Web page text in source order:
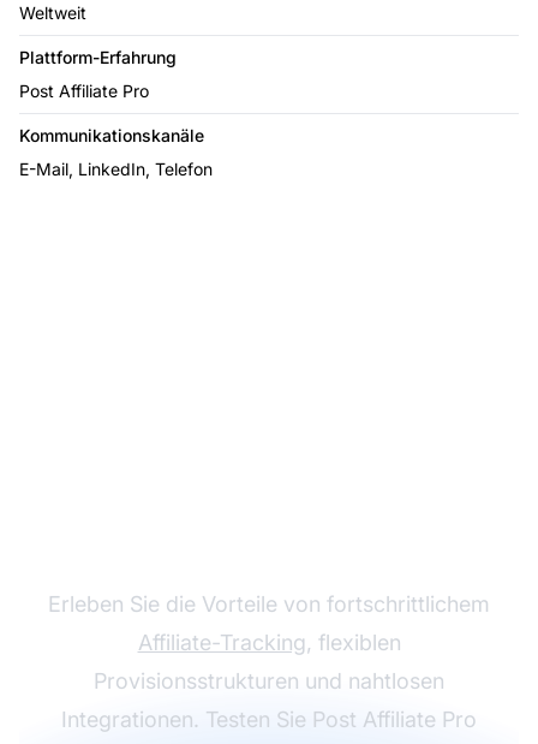
Weltweit
Plattform-Erfahrung
Post Affiliate Pro
Kommunikationskanäle
E-Mail, LinkedIn, Telefon
Erleben Sie die Vorteile von fortschrittlichem
Affiliate-Tracking, flexiblen
Provisionsstrukturen und nahtlosen
Integrationen. Testen Sie Post Affiliate Pro